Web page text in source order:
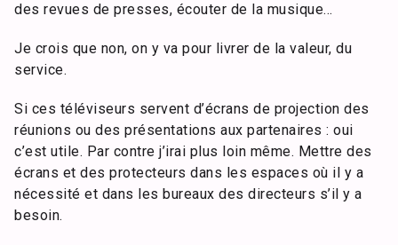
des revues de presses, écouter de la musique…
Je crois que non, on y va pour livrer de la valeur, du
service.
Si ces téléviseurs servent d’écrans de projection des
réunions ou des présentations aux partenaires : oui
c’est utile. Par contre j’irai plus loin même. Mettre des
écrans et des protecteurs dans les espaces où il y a
nécessité et dans les bureaux des directeurs s’il y a
besoin.